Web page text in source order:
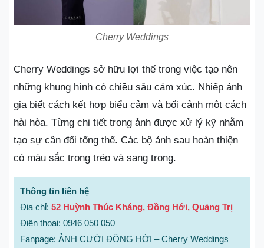
Cherry Weddings
Cherry Weddings sở hữu lợi thế trong việc tạo nên
những khung hình có chiều sâu cảm xúc. Nhiếp ảnh
gia biết cách kết hợp biểu cảm và bối cảnh một cách
hài hòa. Từng chi tiết trong ảnh được xử lý kỹ nhằm
tạo sự cân đối tổng thể. Các bộ ảnh sau hoàn thiện
có màu sắc trong trẻo và sang trọng.
Thông tin liên hệ
Địa chỉ: 52 Huỳnh Thúc Kháng, Đồng Hới, Quảng Trị
Điện thoại: 0946 050 050
Fanpage: ẢNH CƯỚI ĐỒNG HỚI – Cherry Weddings